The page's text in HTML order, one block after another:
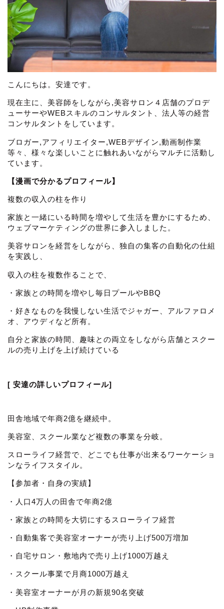
こんにちは。安達です。
現在主に、美容師をしながら,美容サロン４店舗のプロデ
ューサーやWEBスキルのコンサルタント、法人等の経営
コンサルタントをしています。
ブロガー,アフィリエイター,WEBデザイン,動画制作業
等々、様々な楽しいことに触れあいながらマルチに活動し
ています。
【漫画で分かるプロフィール】
複数の収入の柱を作り
家族と一緒にいる時間を増やして生活を豊かにするため、
ウェブマーケティングの世界に参入しました。
美容サロンを経営をしながら、独自の集客の自動化の仕組
を実践し、
収入の柱を複数作ることで、
・家族との時間を増やし毎日プールやBBQ
・好きなものを我慢しない生活でジャガー、アルファロメ
オ、アウディなど所有。
自分と家族の時間、趣味との両立をしながら店舗とスクー
ルの売り上げを上げ続けている
[ 安達の詳しいプロフィール]
田舎地域で年商2億を継続中。
美容室、スクール業など複数の事業を分岐。
スローライフ経営で、どこでも仕事が出来るワーケーショ
ンなライフスタイル。
【参加者・自身の実績】
・人口4万人の田舎で年商2億
・家族との時間を大切にするスローライフ経営
・自動集客で美容室オーナーが売り上げ500万増加
・自宅サロン・敷地内で売り上げ1000万越え
・スクール事業で月商1000万越え
・美容室オーナーが月の新規90名突破